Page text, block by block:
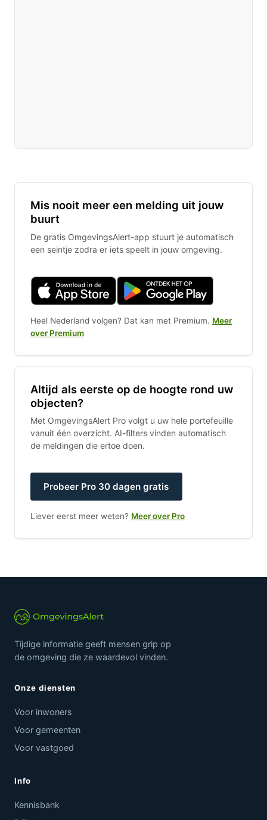
Mis nooit meer een melding uit jouw
buurt
De gratis OmgevingsAlert-app stuurt je automatisch
een seintje zodra er iets speelt in jouw omgeving.
Heel Nederland volgen? Dat kan met Premium. Meer
over Premium
Altijd als eerste op de hoogte rond uw
objecten?
Met OmgevingsAlert Pro volgt u uw hele portefeuille
vanuit één overzicht. AI-filters vinden automatisch
de meldingen die ertoe doen.
Probeer Pro 30 dagen gratis
Liever eerst meer weten? Meer over Pro
Tijdige informatie geeft mensen grip op
de omgeving die ze waardevol vinden.
Onze diensten
Voor inwoners
Voor gemeenten
Voor vastgoed
Info
Kennisbank